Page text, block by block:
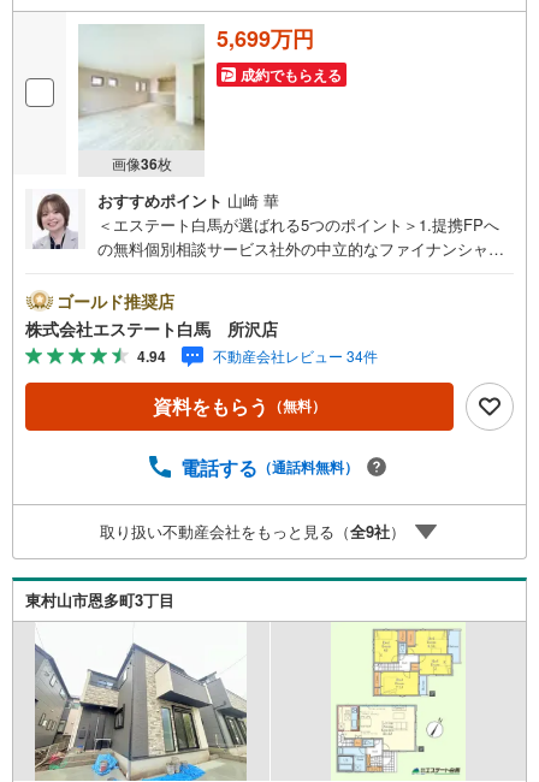
画像36枚
5,699万円
成約でもらえる
おすすめポイント 山崎 華
＜エステート白馬が選ばれる5つのポイント＞1.提携FPへ
の無料個別相談サービス社外の中立的なファイナンシャル
や学費等も含めてシミュレーションをご提案できます2.物
件情報が豊富所沢市を中心にたくさんの情報をご用意して
おります。インターネット広告前の物件も多数取り揃えて
おります。お客様のご希望エリアをお申し付けください。
3.自社グループでリフォーム、新築請負所沢店の3階はリフ
ォーム、注文建築部門の相談スペースです。一級建築士を
て、リフォームや注文建築についてご相談頂けます4.年中
～19:00 この時間はお電話でのお問合わせがスムーズです
5.お子様連れでおこしくださいキッズスペース、授乳室、
オムツ替えベッド、アンパンマンジュースをご用意してお
ります。ご見学ご希望の方は、右上の“室内・現地を見学す
る（無料）をボタンからご予約ください。
ゴールド推奨店
株式会社エステート白馬 所沢店
4.94 不動産会社レビュー 34件
資料をもらう （無料）
電話する （通話料無料）
取り扱い不動産会社をもっと見る（全9社）
東村山市恩多町3丁目